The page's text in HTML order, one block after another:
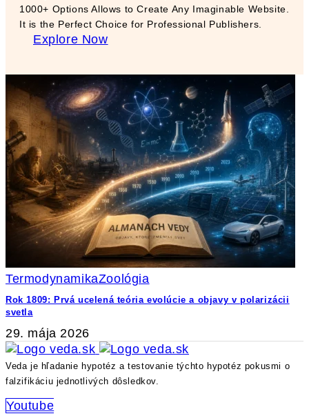
1000+ Options Allows to Create Any Imaginable Website.
It is the Perfect Choice for Professional Publishers.
Explore Now
TermodynamikaZoológia
Rok 1809: Prvá ucelená teória evolúcie a objavy v polarizácii
svetla
29. mája 2026
Veda je hľadanie hypotéz a testovanie týchto hypotéz pokusmi o
falzifikáciu jednotlivých dôsledkov.
Youtube